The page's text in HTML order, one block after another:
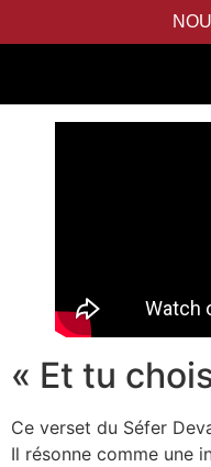
« Et tu
Ce verset du Séfer
Il résonne comme une